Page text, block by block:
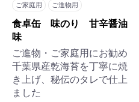
ご家庭用 ご進物用
食卓缶 味のり 甘辛醤油
味
ご進物・ご家庭用にお勧め
千葉県産乾海苔を丁寧に焼
き上げ、秘伝のタレで仕上
ました